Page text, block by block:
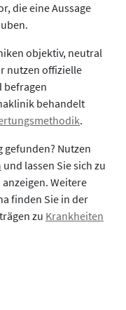
die eine Aussage
objektiv, neutral
nutzen offizielle
befragen
behandelt
.
gefunden? Nutzen
und lassen Sie sich zu
Weitere
finden Sie in der
zu Krankheiten